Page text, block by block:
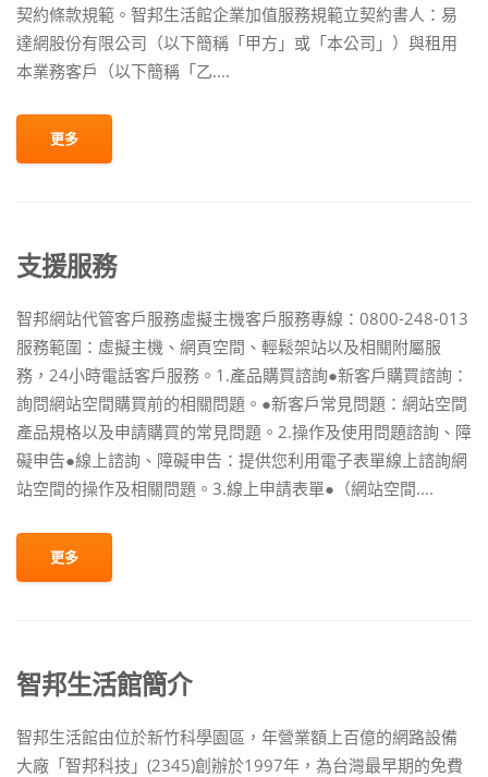
契約條款規範。智邦生活館企業加值服務規範立契約書人：易
達網股份有限公司（以下簡稱「甲方」或「本公司」）與租用
本業務客戶（以下簡稱「乙....
更多
支援服務
智邦網站代管客戶服務虛擬主機客戶服務專線：0800-248-013
服務範圍：虛擬主機、網頁空間、輕鬆架站以及相關附屬服
務，24小時電話客戶服務。1.產品購買諮詢●新客戶購買諮詢：
詢問網站空間購買前的相關問題。●新客戶常見問題：網站空間
產品規格以及申請購買的常見問題。2.操作及使用問題諮詢、障
礙申告●線上諮詢、障礙申告：提供您利用電子表單線上諮詢網
站空間的操作及相關問題。3.線上申請表單●（網站空間....
更多
智邦生活館簡介
智邦生活館由位於新竹科學園區，年營業額上百億的網路設備
大廠「智邦科技」(2345)創辦於1997年，為台灣最早期的免費